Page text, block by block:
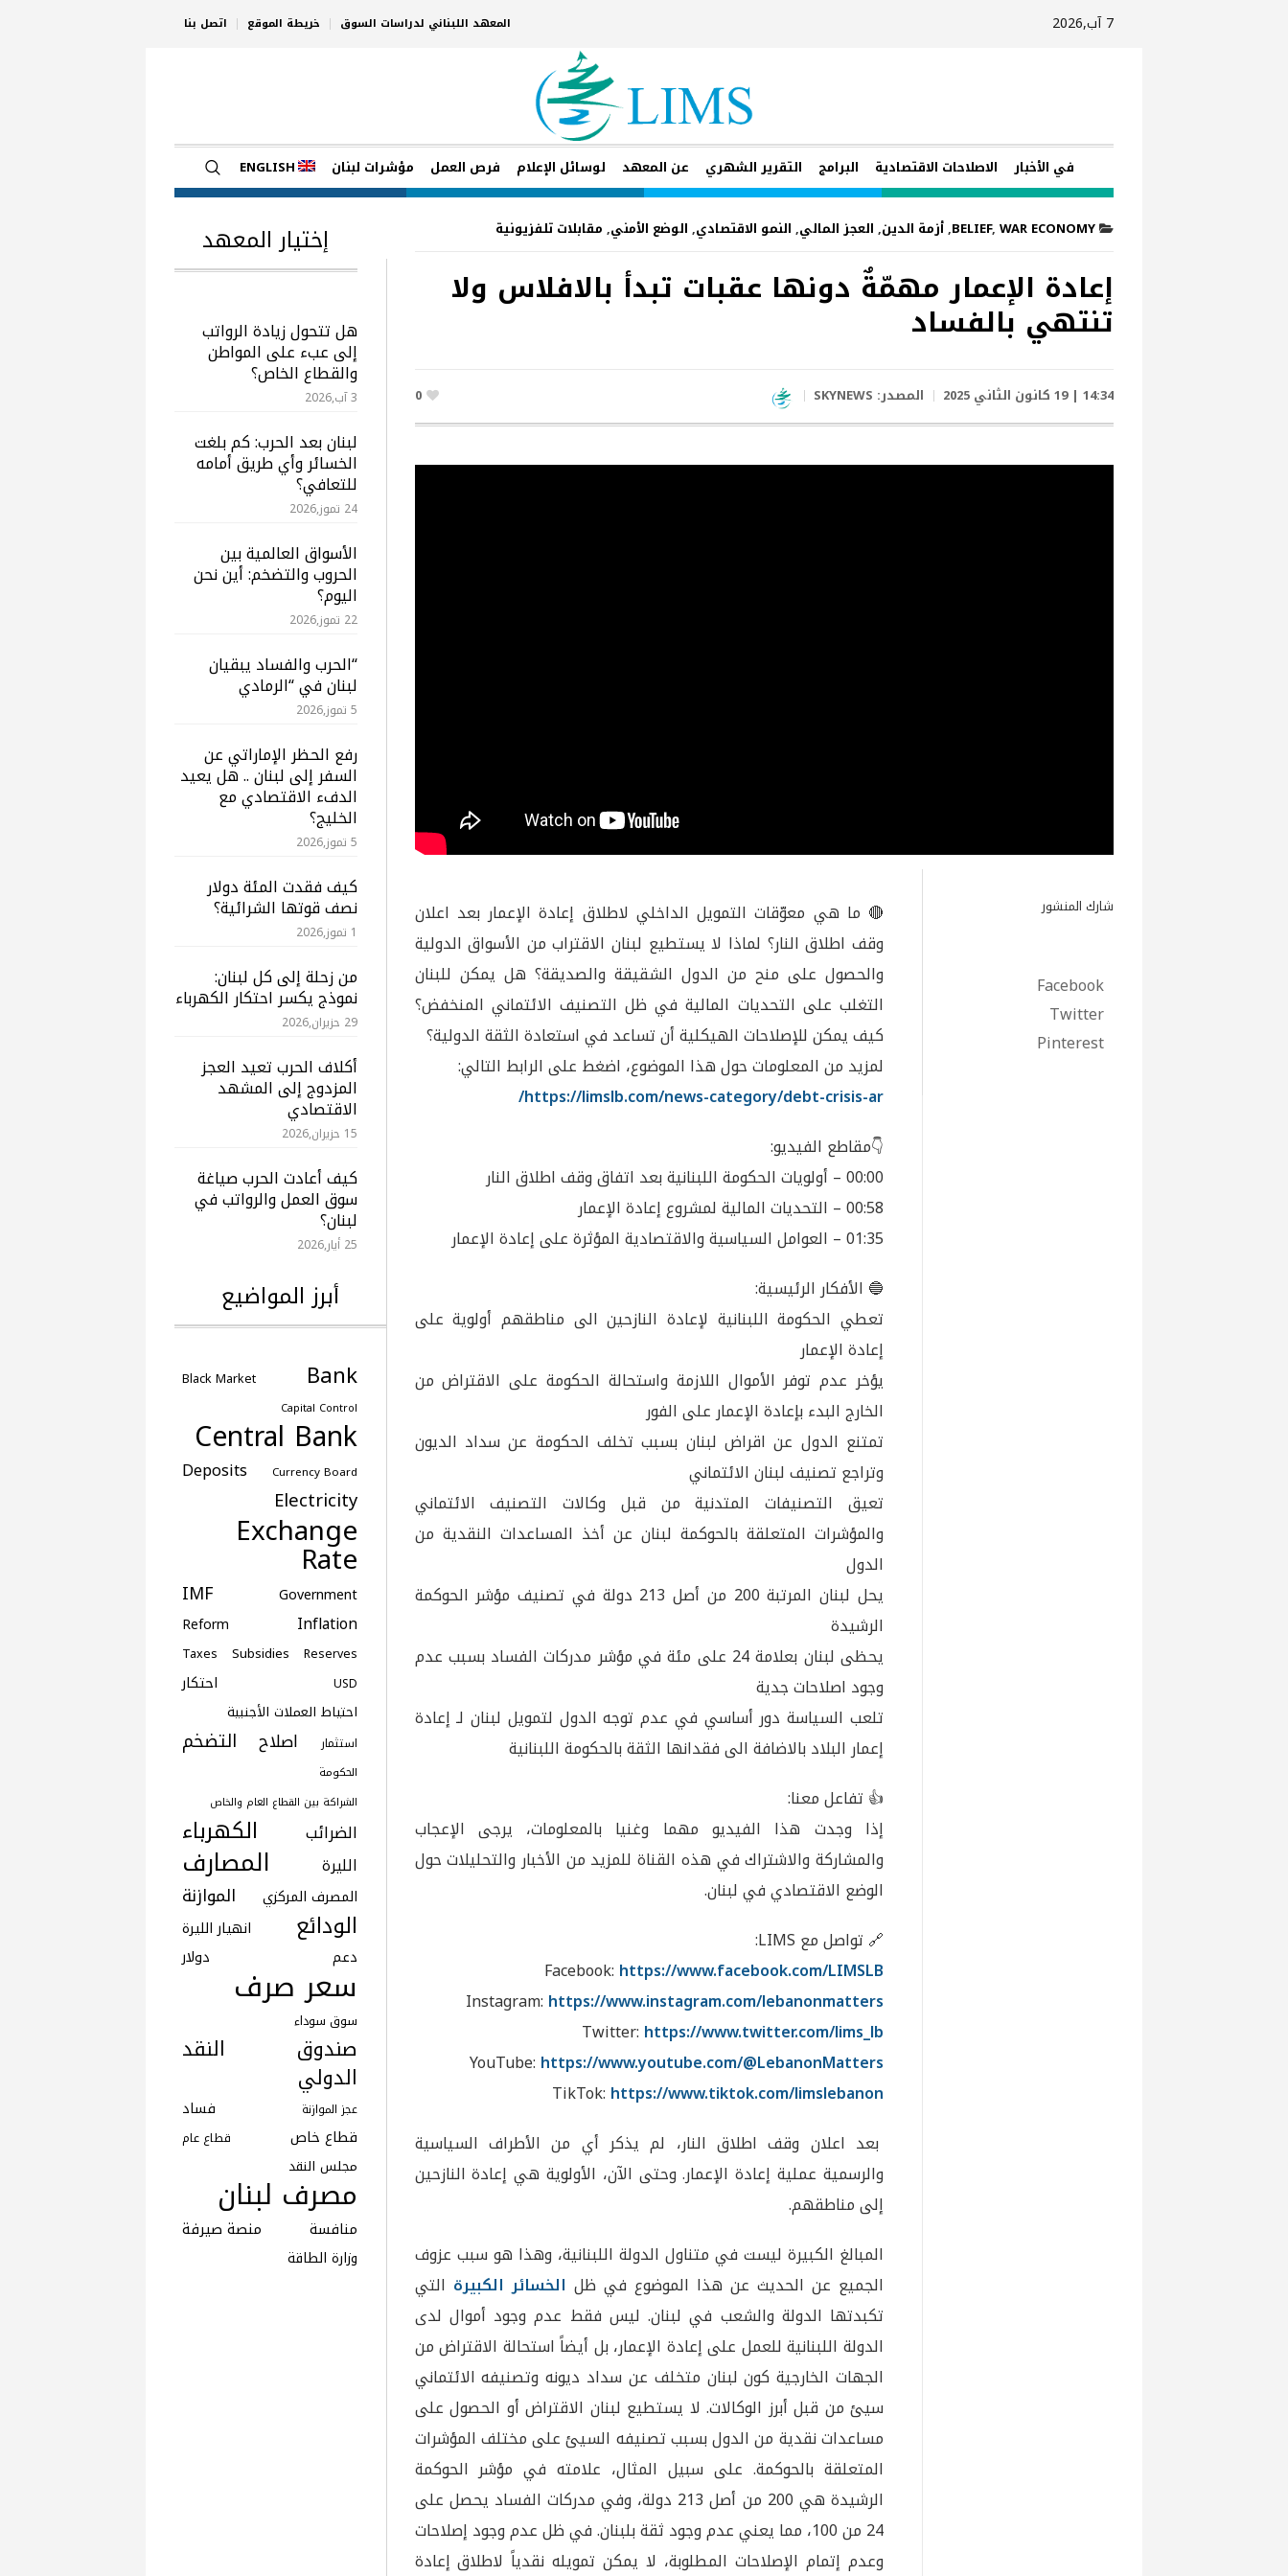
المعهد اللبناني لدراسات السوق خريطة الموقع اتصل بنا 7 آب,2026
في الأخبار الاصلاحات الاقتصادية البرامج التقرير الشهري عن المعهد لوسائل الإعلام فرص العمل مؤشرات لبنان ENGLISH
BELIEF, WAR ECONOMY
,أزمة الدين, العجز المالي, النمو الاقتصادي, الوضع الأمني, مقابلات تلفزيونية
إعادة الإعمار مهمّةٌ دونها عقبات تبدأ بالافلاس ولا
تنتهي بالفساد
14:34 | 19 كانون الثاني 2025 المصدر: SKYNEWS
0
شارك المنشور
Facebook
Twitter
Pinterest
🔴 ما هي معوّقات التمويل الداخلي لاطلاق إعادة الإعمار بعد اعلان
وقف اطلاق النار؟ لماذا لا يستطيع لبنان الاقتراب من الأسواق الدولية
والحصول على منح من الدول الشقيقة والصديقة؟ هل يمكن للبنان
التغلب على التحديات المالية في ظل التصنيف الائتماني المنخفض؟
كيف يمكن للإصلاحات الهيكلية أن تساعد في استعادة الثقة الدولية؟
لمزيد من المعلومات حول هذا الموضوع، اضغط على الرابط التالي:
https://limslb.com/news-category/debt-crisis-ar/
👇مقاطع الفيديو:
00:00 – أولويات الحكومة اللبنانية بعد اتفاق وقف اطلاق النار
00:58 – التحديات المالية لمشروع إعادة الإعمار
01:35 – العوامل السياسية والاقتصادية المؤثرة على إعادة الإعمار
🔵 الأفكار الرئيسية:
تعطي الحكومة اللبنانية لإعادة النازحين الى مناطقهم أولوية على
إعادة الإعمار
يؤخر عدم توفر الأموال اللازمة واستحالة الحكومة على الاقتراض من
الخارج البدء بإعادة الإعمار على الفور
تمتنع الدول عن اقراض لبنان بسبب تخلف الحكومة عن سداد الديون
وتراجع تصنيف لبنان الائتماني
تعيق التصنيفات المتدنية من قبل وكالات التصنيف الائتماني
والمؤشرات المتعلقة بالحوكمة لبنان عن أخذ المساعدات النقدية من
الدول
يحل لبنان المرتبة 200 من أصل 213 دولة في تصنيف مؤشر الحوكمة
الرشيدة
يحظى لبنان بعلامة 24 على مئة في مؤشر مدركات الفساد بسبب عدم
وجود اصلاحات جدية
تلعب السياسة دور أساسي في عدم توجه الدول لتمويل لبنان لـ إعادة
إعمار البلاد بالاضافة الى فقدانها الثقة بالحكومة اللبنانية
👍 تفاعل معنا:
إذا وجدت هذا الفيديو مهما وغنيا بالمعلومات، يرجى الإعجاب
والمشاركة والاشتراك في هذه القناة للمزيد من الأخبار والتحليلات حول
الوضع الاقتصادي في لبنان.
🔗 تواصل مع LIMS:
Facebook: https://www.facebook.com/LIMSLB
Instagram: https://www.instagram.com/lebanonmatters
Twitter: https://www.twitter.com/lims_lb
YouTube: https://www.youtube.com/@LebanonMatters
TikTok: https://www.tiktok.com/limslebanon
بعد اعلان وقف اطلاق النار، لم يذكر أي من الأطراف السياسية
والرسمية عملية إعادة الإعمار. وحتى الآن، الأولوية هي إعادة النازحين
إلى مناطقهم.
المبالغ الكبيرة ليست في متناول الدولة اللبنانية، وهذا هو سبب عزوف
الجميع عن الحديث عن هذا الموضوع في ظل الخسائر الكبيرة التي
تكبدتها الدولة والشعب في لبنان. ليس فقط عدم وجود أموال لدى
الدولة اللبنانية للعمل على إعادة الإعمار، بل أيضاً استحالة الاقتراض من
الجهات الخارجية كون لبنان متخلف عن سداد ديونه وتصنيفه الائتماني
سيئ من قبل أبرز الوكالات. لا يستطيع لبنان الاقتراض أو الحصول على
مساعدات نقدية من الدول بسبب تصنيفه السيئ على مختلف المؤشرات
المتعلقة بالحوكمة. على سبيل المثال، علامته في مؤشر الحوكمة
الرشيدة هي 200 من أصل 213 دولة، وفي مدركات الفساد يحصل على
24 من 100، مما يعني عدم وجود ثقة بلبنان. في ظل عدم وجود إصلاحات
وعدم إتمام الإصلاحات المطلوبة، لا يمكن تمويله نقدياً لاطلاق إعادة
إختيار المعهد
هل تتحول زيادة الرواتب
إلى عبء على المواطن
والقطاع الخاص؟
3 آب,2026
لبنان بعد الحرب: كم بلغت
الخسائر وأي طريق أمامه
للتعافي؟
24 تموز,2026
الأسواق العالمية بين
الحروب والتضخم: أين نحن
اليوم؟
22 تموز,2026
“الحرب والفساد يبقيان
لبنان في “الرمادي
5 تموز,2026
رفع الحظر الإماراتي عن
السفر إلى لبنان .. هل يعيد
الدفء الاقتصادي مع
الخليج؟
5 تموز,2026
كيف فقدت المئة دولار
نصف قوتها الشرائية؟
1 تموز,2026
من زحلة إلى كل لبنان:
نموذج يكسر احتكار الكهرباء
29 حزيران,2026
أكلاف الحرب تعيد العجز
المزدوج إلى المشهد
الاقتصادي
15 حزيران,2026
كيف أعادت الحرب صياغة
سوق العمل والرواتب في
لبنان؟
25 أيار,2026
أبرز المواضيع
Bank
Black Market
Capital Control
Central Bank
Currency Board
Deposits
Electricity
Exchange
Rate
Government
IMF
Inflation
Reform
Reserves
Subsidies
Taxes
USD احتكار
احتياط العملات الأجنبية
استثمار اصلاح التضخم
الحكومة
الشراكة بين القطاع العام والخاص
الضرائب الكهرباء
الليرة المصارف
المصرف المركزي الموازنة
الودائع
انهيار الليرة
دعم
دولار
سعر صرف
سوق سوداء
صندوق النقد
الدولي
عجز الموازنة
فساد
قطاع خاص
قطاع عام
مجلس النقد
مصرف لبنان
منافسة منصة صيرفة
وزارة الطاقة